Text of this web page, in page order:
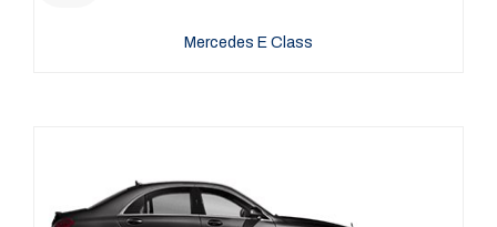
Mercedes E Class